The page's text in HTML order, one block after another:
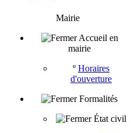
Mairie
Accueil en
mairie
º Horaires
d'ouverture
Formalités
État civil